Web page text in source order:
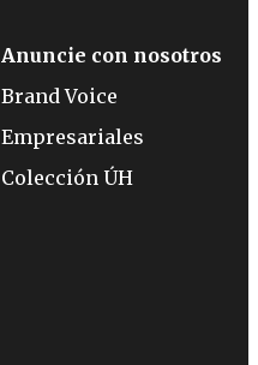
Anuncie con nosotros
Brand Voice
Empresariales
Colección ÚH